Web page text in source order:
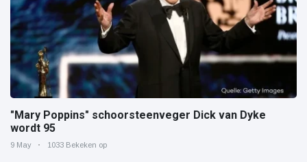
"Mary Poppins" schoorsteenveger Dick van Dyke
wordt 95
9 May 1033 Bekeken op